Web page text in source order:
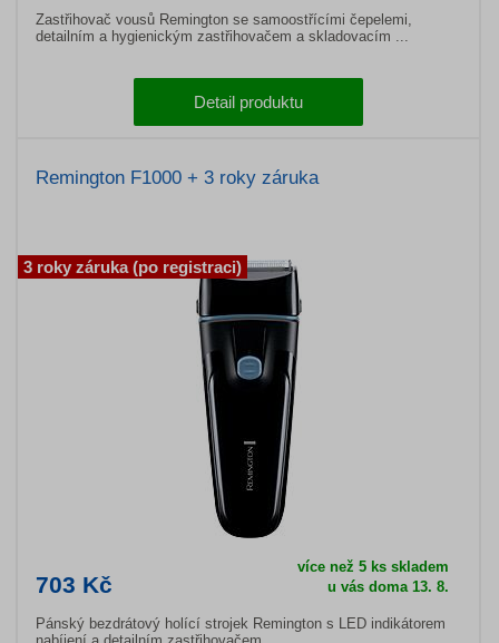
Zastřihovač vousů Remington se samoostřícími čepelemi,
detailním a hygienickým zastřihovačem a skladovacím ...
Detail produktu
Remington F1000 + 3 roky záruka
703 Kč
více než 5 ks skladem
u vás doma 13. 8.
Pánský bezdrátový holící strojek Remington s LED indikátorem
3 roky záruka (po registraci)